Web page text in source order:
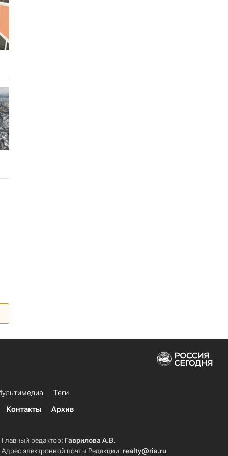
Теги
Контакты
Архив
Главный редактор: Гаврилова А.В.
Адрес электронной почты Редакции: realty@ria.ru